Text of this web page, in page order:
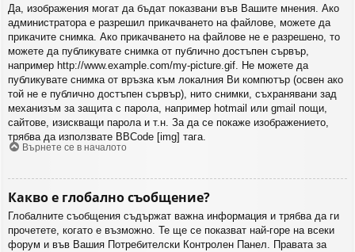
Да, изображения могат да бъдат показвани във Вашите мнения. Ако
администратора е разрешил прикачването на файлове, можете да
прикачите снимка. Ако прикачването на файлове не е разрешено, то
можете да публикувате снимка от публично достъпен сървър,
например http://www.example.com/my-picture.gif. Не можете да
публикувате снимка от връзка към локалния Ви компютър (освен ако
той не е публично достъпен сървър), нито снимки, съхранявани зад
механизъм за защита с парола, например hotmail или gmail пощи,
сайтове, изискващи парола и т.н. За да се покаже изображението,
трябва да използвате BBCode [img] тага.
Върнете се в началото
Какво е глобално съобщение?
Глобалните съобщения съдържат важна информация и трябва да ги
прочетете, когато е възможно. Те ще се показват най-горе на всеки
форум и във Вашия Потребителски Контролен Панел. Правата за